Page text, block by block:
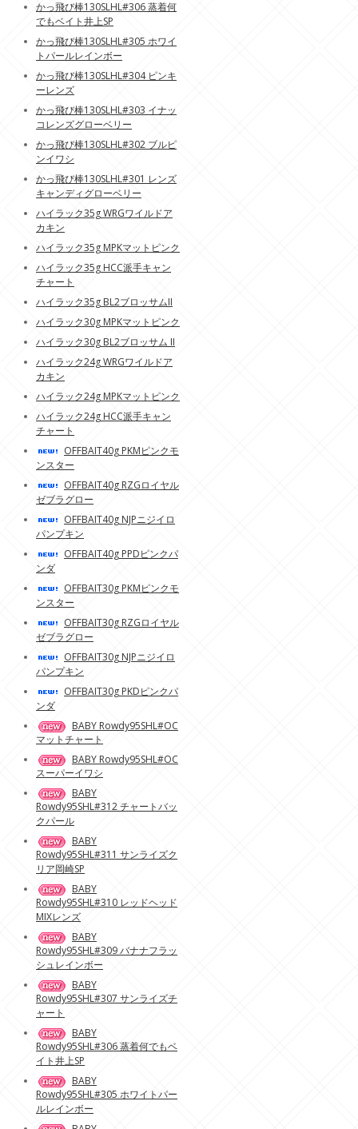
かっ飛び棒130SLHL#306 蒸着何
でもベイト井上SP
かっ飛び棒130SLHL#305 ホワイ
トパールレインボー
かっ飛び棒130SLHL#304 ピンキ
ーレンズ
かっ飛び棒130SLHL#303 イナッ
コレンズグローベリー
かっ飛び棒130SLHL#302 ブルピ
ンイワシ
かっ飛び棒130SLHL#301 レンズ
キャンディグローベリー
ハイラック35g WRGワイルドア
カキン
ハイラック35g MPKマットピンク
ハイラック35g HCC派手キャン
チャート
ハイラック35g BL2ブロッサムII
ハイラック30g MPKマットピンク
ハイラック30g BL2ブロッサム II
ハイラック24g WRGワイルドア
カキン
ハイラック24g MPKマットピンク
ハイラック24g HCC派手キャン
チャート
OFFBAIT40g PKMピンクモ
ンスター
OFFBAIT40g RZGロイヤル
ゼブラグロー
OFFBAIT40g NJPニジイロ
パンプキン
OFFBAIT40g PPDピンクパ
ンダ
OFFBAIT30g PKMピンクモ
ンスター
OFFBAIT30g RZGロイヤル
ゼブラグロー
OFFBAIT30g NJPニジイロ
パンプキン
OFFBAIT30g PKDピンクパ
ンダ
BABY Rowdy95SHL#OC
マットチャート
BABY Rowdy95SHL#OC
スーパーイワシ
BABY
Rowdy95SHL#312 チャートバッ
クパール
BABY
Rowdy95SHL#311 サンライズク
リア岡崎SP
BABY
Rowdy95SHL#310 レッドヘッド
MIXレンズ
BABY
Rowdy95SHL#309 バナナフラッ
シュレインボー
BABY
Rowdy95SHL#307 サンライズチ
ャート
BABY
Rowdy95SHL#306 蒸着何でもベ
イト井上SP
BABY
Rowdy95SHL#305 ホワイトパー
ルレインボー